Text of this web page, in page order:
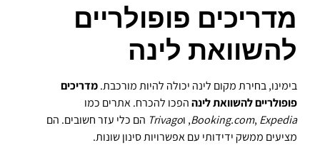
מדריכים פופולריים
להשוואת לינה
בימינו, בחירת מקום לינה יכולה להיות מורכבת.מדריכים
פופולריים להשוואת לינההפכו להכרח. אתרים כמו
Booking.com, Expedia , וTrivago הם כלי עזר חשובים. הם
מציעים ממשק ידידותי עם אפשרויות סינון שונות.